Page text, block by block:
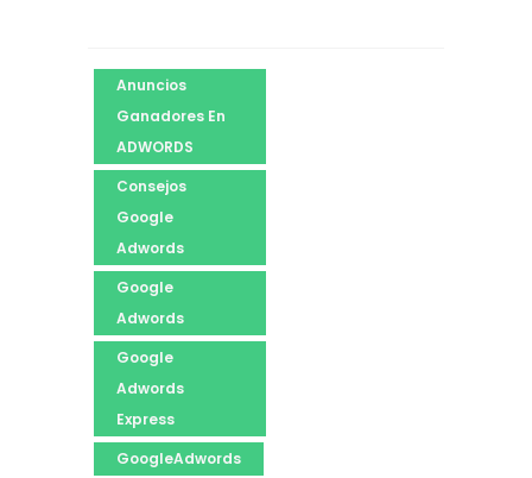
Anuncios
Ganadores En
ADWORDS
Consejos
Google
Adwords
Google
Adwords
Google
Adwords
Express
GoogleAdwords